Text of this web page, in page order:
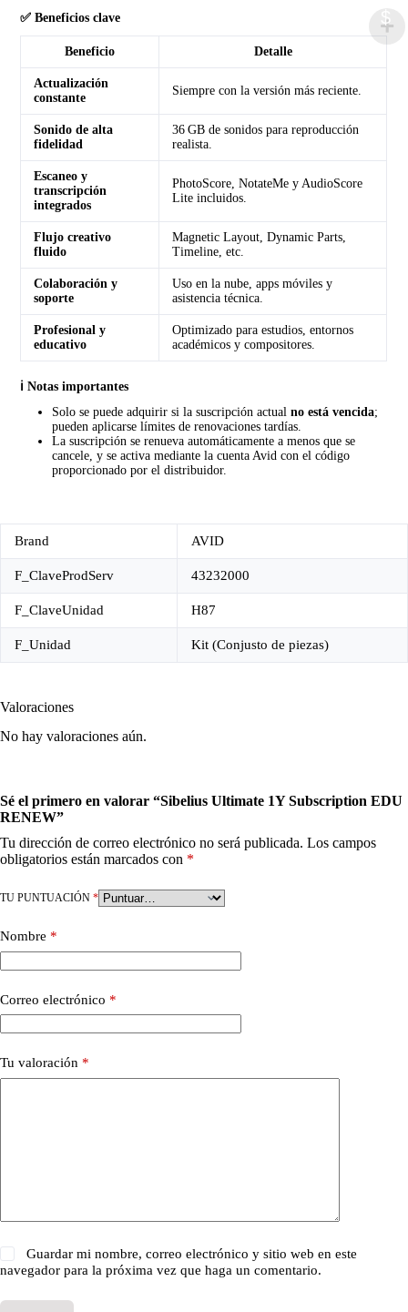
✅ Beneficios clave
Beneficio Detalle
Actualización
constante
Siempre con la versión más reciente.
Sonido de alta
fidelidad
36 GB de sonidos para reproducción
realista.
Escaneo y
transcripción
integrados
PhotoScore, NotateMe y AudioScore
Lite incluidos.
Flujo creativo
fluido
Magnetic Layout, Dynamic Parts,
Timeline, etc.
Colaboración y
soporte
Uso en la nube, apps móviles y
asistencia técnica.
Profesional y
educativo
Optimizado para estudios, entornos
académicos y compositores.
ℹ️ Notas importantes
Solo se puede adquirir si la suscripción actualno está vencida;
pueden aplicarse límites de renovaciones tardías.
La suscripción se renueva automáticamente a menos que se
cancele, y se activa mediante la cuenta Avid con el código
proporcionado por el distribuidor.
Brand AVID
F_ClaveProdServ 43232000
F_ClaveUnidad H87
F_Unidad Kit (Conjusto de piezas)
Valoraciones
No hay valoraciones aún.
Sé el primero en valorar “Sibelius Ultimate 1Y Subscription EDU
RENEW”
Tu dirección de correo electrónico no será publicada. Los campos
obligatorios están marcados con *
TU PUNTUACIÓN *
Nombre *
Correo electrónico *
Tu valoración *
Guardar mi nombre, correo electrónico y sitio web en este
navegador para la próxima vez que haga un comentario.
$